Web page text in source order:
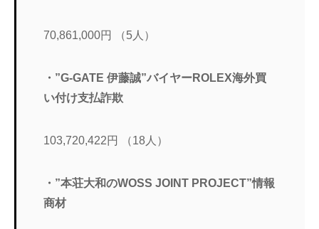
70,861,000円 （5人）
・”G-GATE 伊藤誠”バイヤーROLEX海外買
い付け支払詐欺
103,720,422円 （18人）
・”本荘大和のWOSS JOINT PROJECT”情報
商材